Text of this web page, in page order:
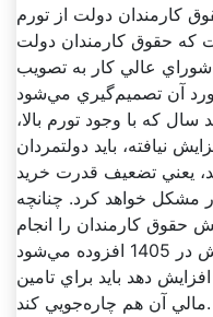
کارمندان دولت از تورم
حقوق کارمندان دولت
شوراي عالي کار به تصويب
که با وجود تورم بالا،
نيافته، بايد دولتمردان
يعني تضعيف قدرت خريد
مشکل خواهد کرد. چنانچه
حقوق کارمندان را انجام
دهد، حدود 20 درصد به هزينه‌هايش در 1405 افزوده مي‌شود
را افزايش دهد بايد براي تامين
مالي آن هم چاره‌جويي کند.